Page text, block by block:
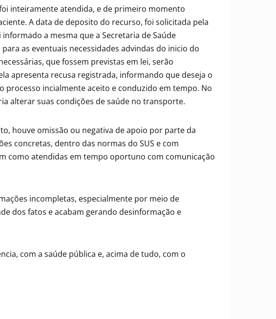
inteiramente atendida, e de primeiro momento
A data de deposito do recurso, foi solicitada pela
a mesma que a Secretaria de Saúde
as eventuais necessidades advindas do inicio do
que fossem previstas em lei, serão
apresenta recusa registrada, informando que deseja o
incialmente aceito e conduzido em tempo. No
alterar suas condições de saúde no transporte.
houve omissão ou negativa de apoio por parte da
concretas, dentro das normas do SUS e com
como atendidas em tempo oportuno com comunicação
incompletas, especialmente por meio de
dos fatos e acabam gerando desinformação e
com a saúde pública e, acima de tudo, com o